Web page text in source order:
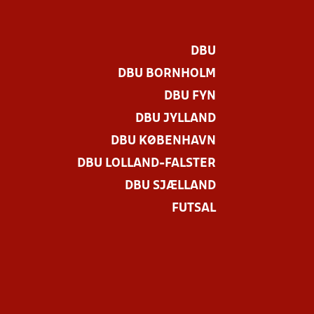
DBU
DBU BORNHOLM
DBU FYN
DBU JYLLAND
DBU KØBENHAVN
DBU LOLLAND-FALSTER
DBU SJÆLLAND
FUTSAL